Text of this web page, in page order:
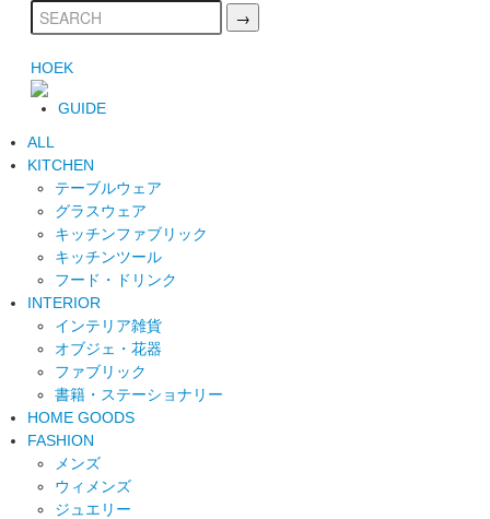
HOEK
GUIDE
ALL
KITCHEN
テーブルウェア
グラスウェア
キッチンファブリック
キッチンツール
フード・ドリンク
INTERIOR
インテリア雑貨
オブジェ・花器
ファブリック
書籍・ステーショナリー
HOME GOODS
FASHION
メンズ
ウィメンズ
ジュエリー